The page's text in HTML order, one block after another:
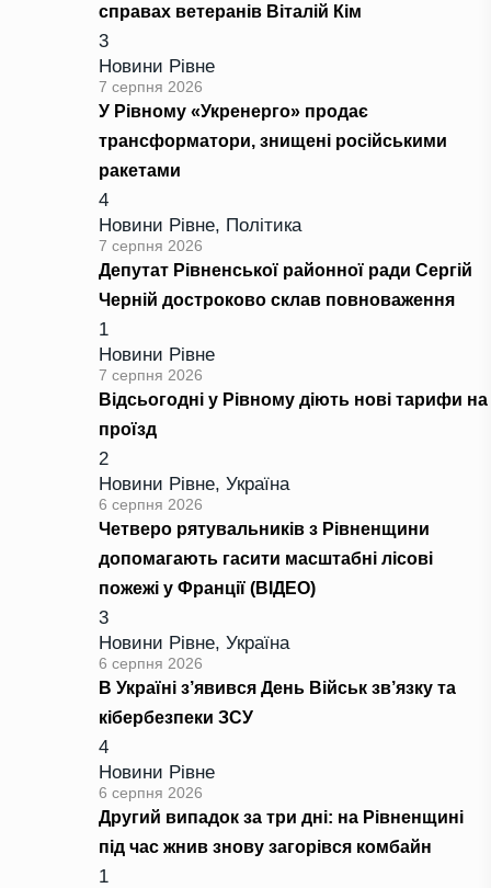
справах ветеранів Віталій Кім
3
Новини Рівне
7 серпня 2026
У Рівному «Укренерго» продає
трансформатори, знищені російськими
ракетами
4
Новини Рівне, Політика
7 серпня 2026
Депутат Рівненської районної ради Сергій
Черній достроково склав повноваження
1
Новини Рівне
7 серпня 2026
Відсьогодні у Рівному діють нові тарифи на
проїзд
2
Новини Рівне, Україна
6 серпня 2026
Четверо рятувальників з Рівненщини
допомагають гасити масштабні лісові
пожежі у Франції (ВІДЕО)
3
Новини Рівне, Україна
6 серпня 2026
В Україні з’явився День Військ зв’язку та
кібербезпеки ЗСУ
4
Новини Рівне
6 серпня 2026
Другий випадок за три дні: на Рівненщині
під час жнив знову загорівся комбайн
1